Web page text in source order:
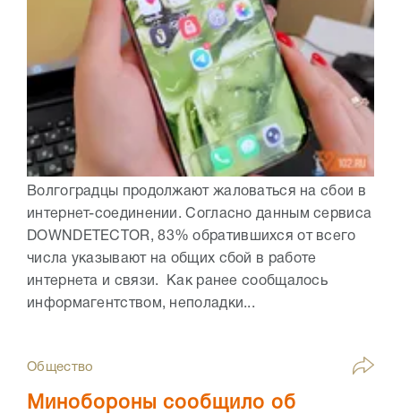
Волгоградцы продолжают жаловаться на сбои в
интернет-соединении. Согласно данным сервиса
DOWNDETECTOR, 83% обратившихся от всего
числа указывают на общих сбой в работе
интернета и связи. Как ранее сообщалось
информагентством, неполадки...
Общество
Минобороны сообщило об